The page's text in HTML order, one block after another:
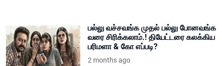
பல்லு வச்சவங்க முதல் பல்லு போனவங்க
வரை சிரிக்கலாம்.! தியேட்டரை கலக்கிய
பரிமளா & கோ எப்படி?
2 months ago